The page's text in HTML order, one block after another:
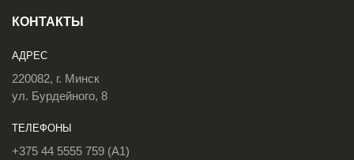
КОНТАКТЫ
АДРЕС
220082, г. Минск
ул. Бурдейного, 8
ТЕЛЕФОНЫ
+375 44 5555 759 (A1)